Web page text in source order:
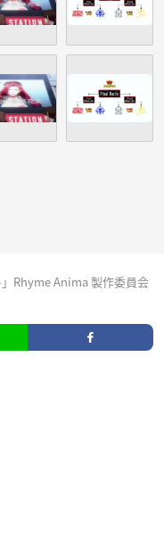
Rhyme Anima 製作委員会